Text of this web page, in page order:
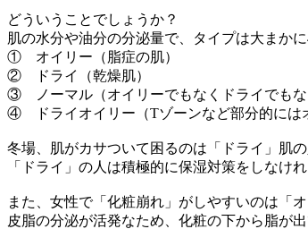
どういうことでしょうか？
肌の水分や油分の分泌量で、タイプは大まかに
① オイリー（脂症の肌）
② ドライ（乾燥肌）
③ ノーマル（オイリーでもなくドライでもな
④ ドライオイリー（Tゾーンなど部分的には
冬場、肌がカサついて困るのは「ドライ」肌の
「ドライ」の人は積極的に保湿対策をしなけれ
また、女性で「化粧崩れ」がしやすいのは「
皮脂の分泌が活発なため、化粧の下から脂が